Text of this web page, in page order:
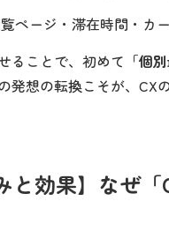
覧ページ・滞在時間・カ
ることで、初めて「個
発想の転換こそが、CX
と効果】なぜ